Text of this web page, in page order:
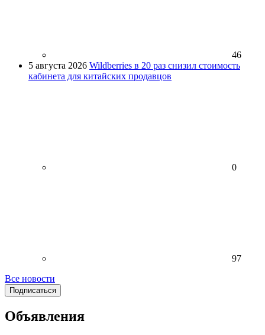
46
5 августа 2026 Wildberries в 20 раз снизил стоимость
кабинета для китайских продавцов
0
97
Все новости
Подписаться
Объявления